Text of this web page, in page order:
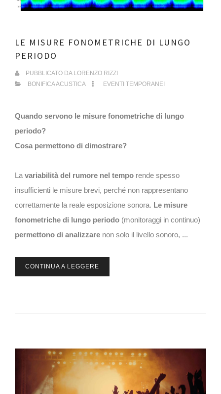
LE MISURE FONOMETRICHE DI LUNGO
PERIODO
PUBBLICATO DA LORENZO RIZZI
BONIFICA ACUSTICA
EVENTI TEMPORANEI
Quando servono le misure fonometriche di lungo
periodo?
Cosa permettono di dimostrare?
La variabilità del rumore nel tempo rende spesso
insufficienti le misure brevi, perché non rappresentano
correttamente la reale esposizione sonora. Le misure
fonometriche di lungo periodo (monitoraggi in continuo)
permettono di analizzare non solo il livello sonoro, ...
CONTINUA A LEGGERE